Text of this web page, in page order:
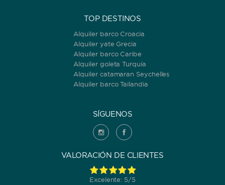
TOP DESTINOS
Alquiler barco Croacia
Alquiler yate Grecia
Alquiler barco Caribe
Alquiler goleta Turquía
Alquiler catamaran Seychelles
Alquiler barco Tailandia
SÍGUENOS
VALORACIÓN DE CLIENTES
Excelente: 5/5